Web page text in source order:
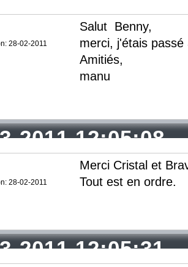
28-02-2011
Salut Benny,
merci, j'étais
Amitiés,
manu
2011 12:05:08
28-02-2011
Merci Cristal et
Tout est en ordre.
2011 12:05:31